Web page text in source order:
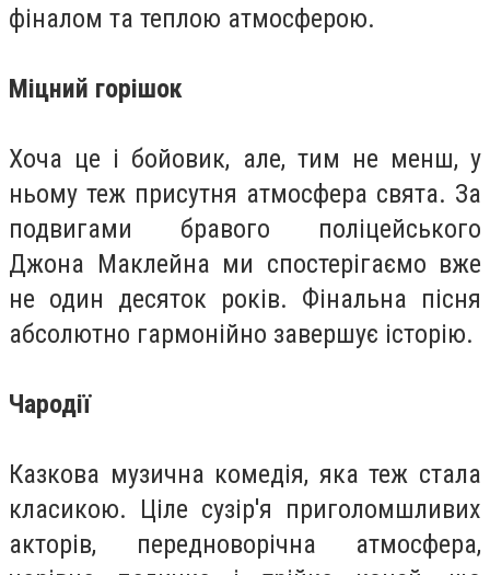
фіналом та теплою атмосферою.
Міцний горішок
Хоча це і бойовик, але, тим не менш, у
ньому теж присутня атмосфера свята. За
подвигами бравого поліцейського
Джона Маклейна ми спостерігаємо вже
не один десяток років. Фінальна пісня
абсолютно гармонійно завершує історію.
Чародії
Казкова музична комедія, яка теж стала
класикою. Ціле сузір'я приголомшливих
акторів, передноворічна атмосфера,